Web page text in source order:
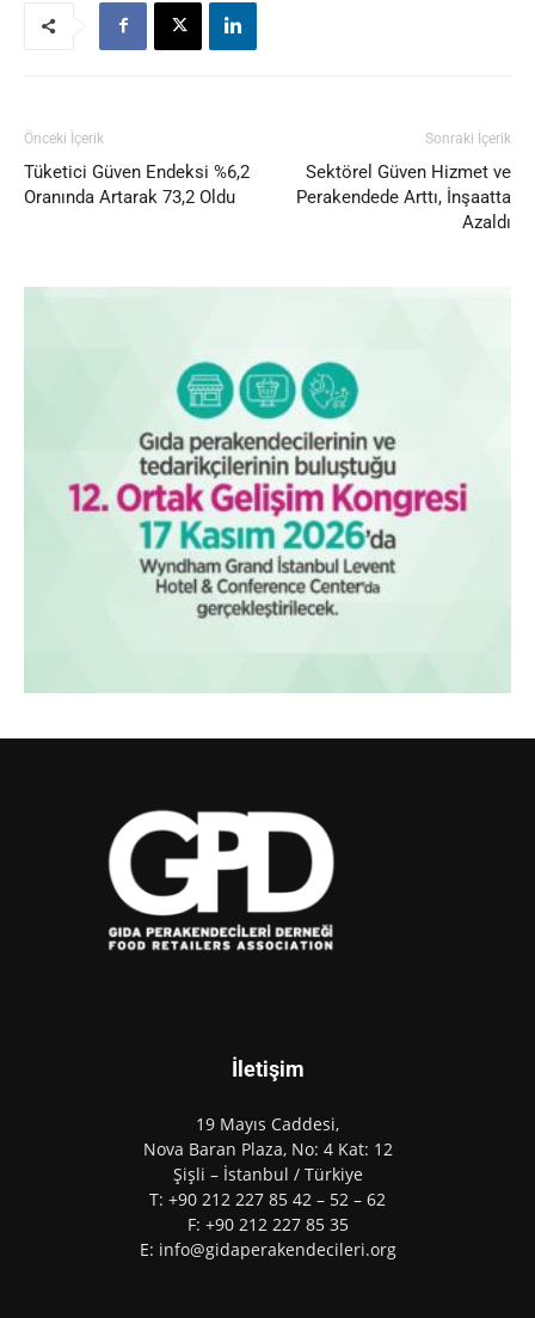
Önceki İçerik
Tüketici Güven Endeksi %6,2
Oranında Artarak 73,2 Oldu
Sonraki İçerik
Sektörel Güven Hizmet ve
Perakendede Arttı, İnşaatta
Azaldı
İletişim
19 Mayıs Caddesi,
Nova Baran Plaza, No: 4 Kat: 12
Şişli – İstanbul / Türkiye
T: +90 212 227 85 42 – 52 – 62
F: +90 212 227 85 35
E: info@gidaperakendecileri.org